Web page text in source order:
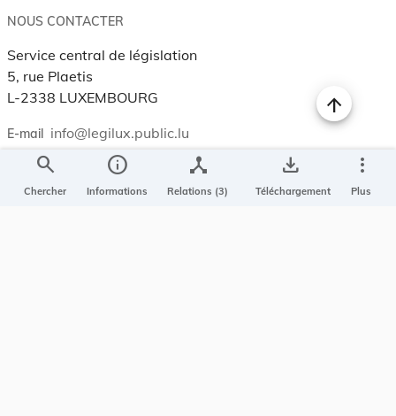
search
Chercher
info
Informations
device_hub
Relations (3)
save_alt
Téléchargement
more_vert
Plus
NOUS CONTACTER
Service central de législation
5, rue Plaetis
L-2338 LUXEMBOURG
E-mail info@legilux.public.lu
My LegiBox , votre espace personnel.